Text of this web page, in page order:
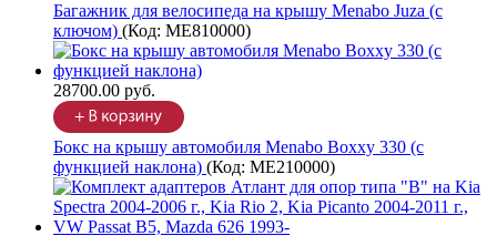
Багажник для велосипеда на крышу Menabo Juza (с
ключом) (Код: ME810000)
28700.00 руб.
Бокс на крышу автомобиля Menabo Boxxy 330 (с
функцией наклона) (Код: ME210000)